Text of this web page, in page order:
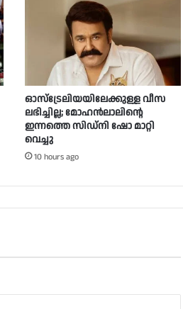
ഓസ്‌ട്രേലിയയിലേക്കുള്ള വീസ
ലഭിച്ചില്ല; മോഹൻലാലിൻ്റെ
ഇന്നത്തെ സിഡ്നി ഷോ മാറ്റി
വെച്ചു
10 hours ago